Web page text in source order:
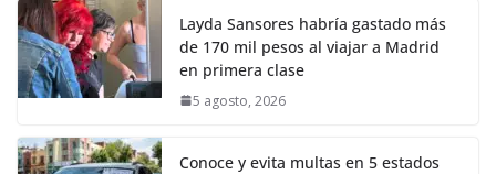
Layda Sansores habría gastado más
de 170 mil pesos al viajar a Madrid
en primera clase
5 agosto, 2026
Conoce y evita multas en 5 estados